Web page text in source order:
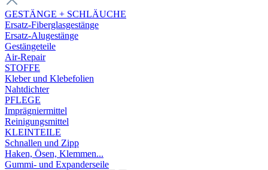
GESTÄNGE + SCHLÄUCHE
Ersatz-Fiberglasgestänge
Ersatz-Alugestänge
Gestängeteile
Air-Repair
STOFFE
Kleber und Klebefolien
Nahtdichter
PFLEGE
Imprägniermittel
Reinigungsmittel
KLEINTEILE
Schnallen und Zipp
Haken, Ösen, Klemmen...
Gummi- und Expanderseile